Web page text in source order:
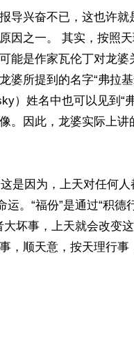
导兴奋不已，这也许就
因之一。 其实，按照
能是作家瓦伦丁对龙婆
婆所提到的名字“弗拉
）姓名中也可以见到“
。因此，龙婆实际上讲
是因为，上天对任何
。“福份”是通过“积德
坏事，上天就会改变
，顺天意，按天理行事